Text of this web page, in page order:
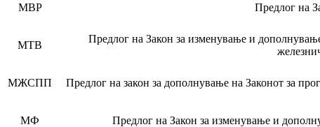
МВР Предлог на
МТВ
Предлог на Закон за изменување и
МЖСПП Предлог на закон за дополнување на Законот за
МФ Предлог на Закон за изменување и